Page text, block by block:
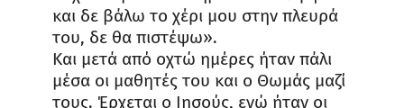
και δε βάλω το χέρι μου στην πλευρά
του, δε θα πιστέψω».
Και μετά από οχτώ ημέρες ήταν πάλι
μέσα οι μαθητές του και ο Θωμάς μαζί
τους. Έρχεται ο Ιησούς, ενώ ήταν οι